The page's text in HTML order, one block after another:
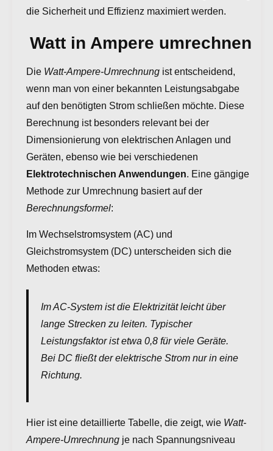
die Sicherheit und Effizienz maximiert werden.
Watt in Ampere umrechnen
Die Watt-Ampere-Umrechnung ist entscheidend,
wenn man von einer bekannten Leistungsabgabe
auf den benötigten Strom schließen möchte. Diese
Berechnung ist besonders relevant bei der
Dimensionierung von elektrischen Anlagen und
Geräten, ebenso wie bei verschiedenen
Elektrotechnischen Anwendungen. Eine gängige
Methode zur Umrechnung basiert auf der
Berechnungsformel:
Im Wechselstromsystem (AC) und
Gleichstromsystem (DC) unterscheiden sich die
Methoden etwas:
Im AC-System ist die Elektrizität leicht über
lange Strecken zu leiten. Typischer
Leistungsfaktor ist etwa 0,8 für viele Geräte.
Bei DC fließt der elektrische Strom nur in eine
Richtung.
Hier ist eine detaillierte Tabelle, die zeigt, wie Watt-
Ampere-Umrechnung je nach Spannungsniveau